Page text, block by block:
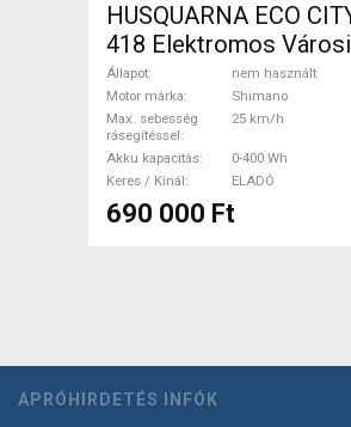
HUSQUARNA ECO
418 Elektromos Városi
Shimano nem használt
ELADÓ
Állapot
nem használt
Motor márka
Shimano
Max. sebesség
rásegítéssel
25 km/h
Akku kapacitás
0-400 Wh
Keres / Kínál
ELADÓ
690 000 Ft
APRÓHIRDETÉS INFÓK